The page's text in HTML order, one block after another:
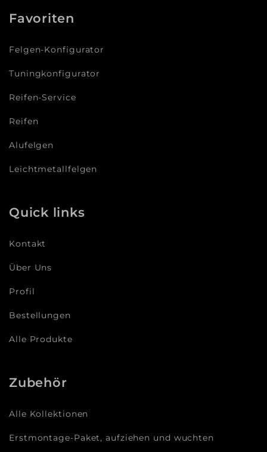
Favoriten
Felgen-Konfigurator
Tuningkonfigurator
Reifen-Service
Reifen
Alufelgen
Leichtmetallfelgen
Quick links
Kontakt
Über Uns
Profil
Bestellungen
Alle Produkte
Zubehör
Alle Kollektionen
Erstmontage-Paket, aufziehen und wuchten